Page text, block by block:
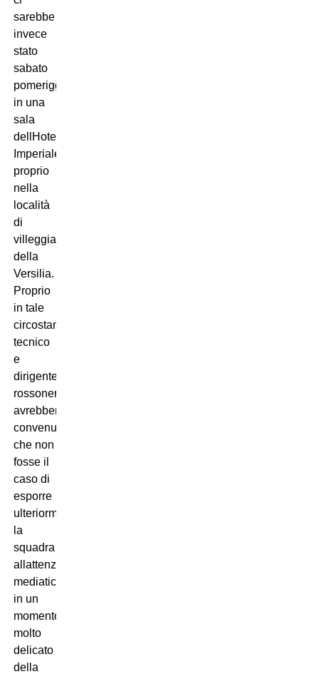
sarebbe
invece
stato
sabato
pomeriggio,
in una
sala
dellHotel
Imperiale,
proprio
nella
località
di
villeggiatura
della
Versilia.
Proprio
in tale
circostanza
tecnico
e
dirigente
rossonero
avrebbero
convenuto
che non
fosse il
caso di
esporre
ulteriormente
la
squadra
allattenzione
mediatica,
in un
momento
molto
delicato
della